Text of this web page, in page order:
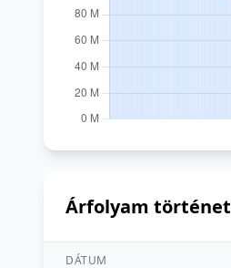
Árfolyam történet
DÁTUM